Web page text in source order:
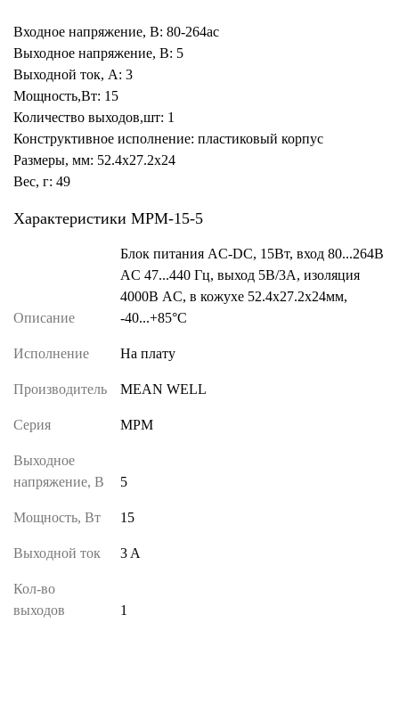
Входное напряжение, В: 80-264ac
Выходное напряжение, В: 5
Выходной ток, А: 3
Мощность,Вт: 15
Количество выходов,шт: 1
Конструктивное исполнение: пластиковый корпус
Размеры, мм: 52.4x27.2x24
Вес, г: 49
Характеристики MPM-15-5
Описание
Блок питания AC-DC, 15Вт, вход 80...264В
AC 47...440 Гц, выход 5В/3А, изоляция
4000В AC, в кожухе 52.4х27.2х24мм,
-40...+85°C
Исполнение На плату
Производитель MEAN WELL
Серия MPM
Выходное
напряжение, В
5
Мощность, Вт 15
Выходной ток 3 A
Кол-во
выходов
1